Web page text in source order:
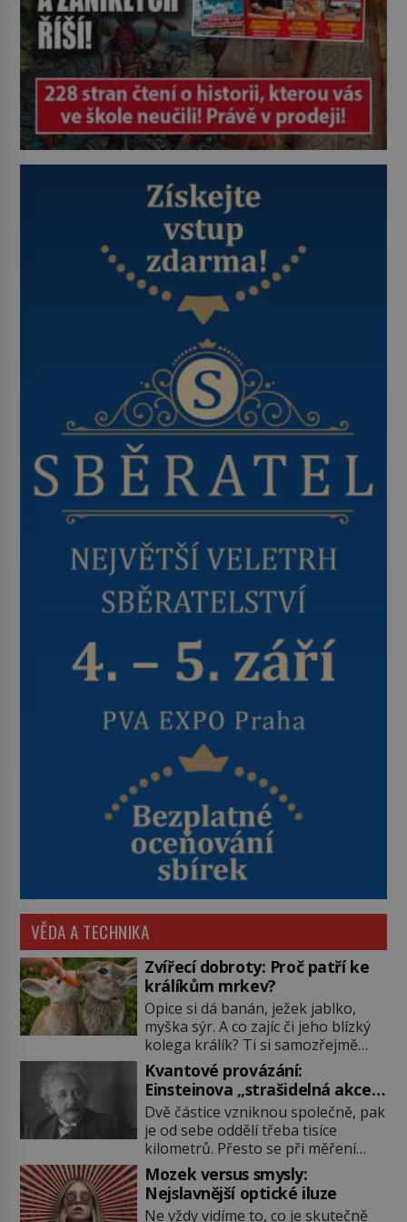
VĚDA A TECHNIKA
Zvířecí dobroty: Proč patří ke
králíkům mrkev?
Opice si dá banán, ježek jablko,
myška sýr. A co zajíc či jeho blízký
kolega králík? Ti si samozřejmě
pochutnají na mrkvi! Proč jsou
podobné představy o potravě
zvířat často spíš mýty? Pokud máte
doma králíka, mrkev mu dát
můžete. A nejspíš mu i bude
chutnat, ovšem měl by ji mít jen
jako občasný pamlsek. […]
Kvantové provázání:
Einsteinova „strašidelná akce
na dálku“ dál mate i fascinuje
vědce
Dvě částice vzniknou společně, pak
je od sebe oddělí třeba tisíce
kilometrů. Přesto se při měření
chovají, jako by mezi nimi
existovalo neviditelné pouto. Albert
Einstein tomu s jistou dávkou
Mozek versus smysly:
Nejslavnější optické iluze
Ne vždy vidíme to, co je skutečně